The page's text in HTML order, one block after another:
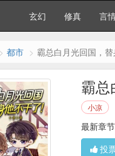
玄幻 修真 言
都市 霸总白月光回国，替
霸总
小凉
最新章节
投